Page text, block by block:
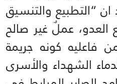
“التطبيع والتنسيق
العدو، عملٌ غير صالح
فاعليه كونه جريمة
الشهداء والأسرى